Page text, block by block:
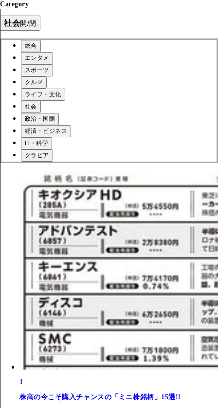
Category
社会開/閉
総合
エンタメ
スポーツ
クルマ
ライフ・文化
社会
政治・国際
経済・ビジネス
IT・科学
グラビア
1
株高の今こそ購入チャンスの「ミニ株銘柄」15選!!